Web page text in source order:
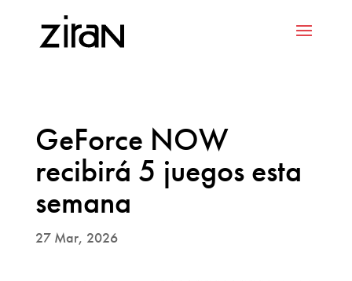
GeForce NOW
recibirá 5 juegos esta
semana
27 Mar, 2026